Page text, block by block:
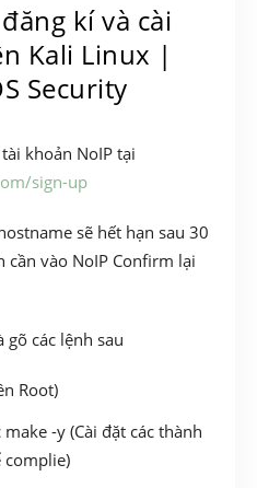
kí và cài
Kali Linux |
Security
khoản NoIP tại
sign-up
sẽ hết hạn sau 30
cần vào NoIP Confirm lại
gõ các lệnh sau
Root)
-y (Cài đặt các thành
complie)